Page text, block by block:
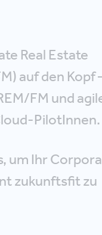
Real Estate
auf den Kopf
FM und
PilotInnen.
um Ihr
zukunftsfit zu